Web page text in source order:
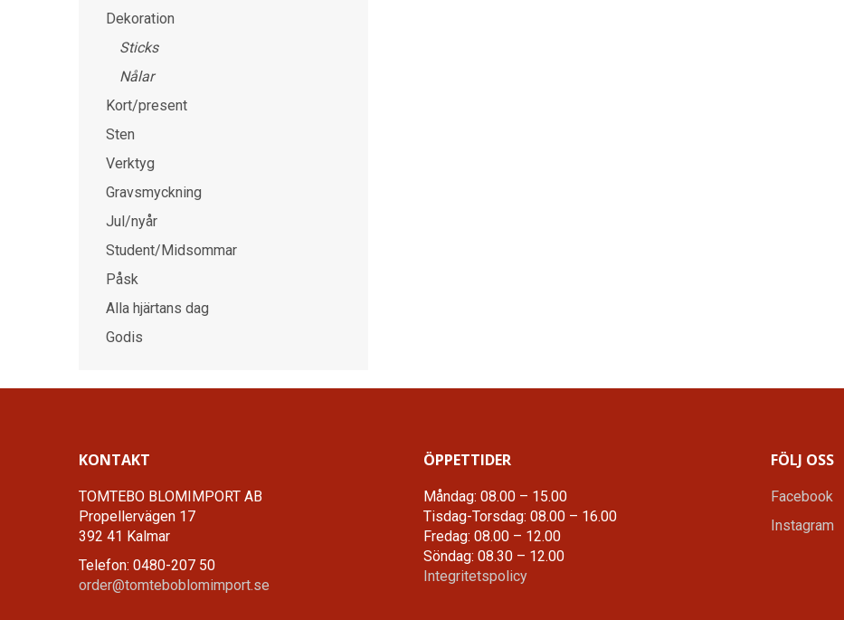
Dekoration
Sticks
Nålar
Kort/present
Sten
Verktyg
Gravsmyckning
Jul/nyår
Student/Midsommar
Påsk
Alla hjärtans dag
Godis
KONTAKT
TOMTEBO BLOMIMPORT AB
Propellervägen 17
392 41 Kalmar
Telefon: 0480-207 50
order@tomteboblomimport.se
ÖPPETTIDER
Måndag: 08.00 – 15.00
Tisdag-Torsdag: 08.00 – 16.00
Fredag: 08.00 – 12.00
Söndag: 08.30 – 12.00
Integritetspolicy
FÖLJ OSS
Facebook
Instagram